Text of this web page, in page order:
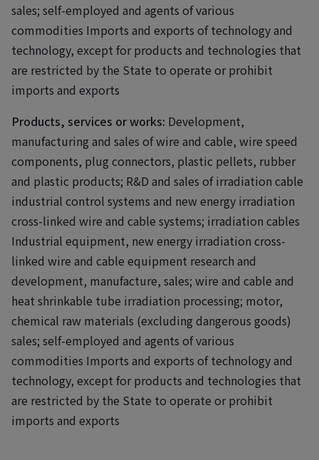
sales; self-employed and agents of various
commodities Imports and exports of technology and
technology, except for products and technologies that
are restricted by the State to operate or prohibit
imports and exports
Products, services or works: Development,
manufacturing and sales of wire and cable, wire speed
components, plug connectors, plastic pellets, rubber
and plastic products; R&D and sales of irradiation cable
industrial control systems and new energy irradiation
cross-linked wire and cable systems; irradiation cables
Industrial equipment, new energy irradiation cross-
linked wire and cable equipment research and
development, manufacture, sales; wire and cable and
heat shrinkable tube irradiation processing; motor,
chemical raw materials (excluding dangerous goods)
sales; self-employed and agents of various
commodities Imports and exports of technology and
technology, except for products and technologies that
are restricted by the State to operate or prohibit
imports and exports